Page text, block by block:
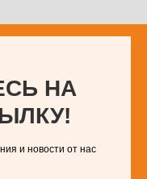
НА
и новости от нас